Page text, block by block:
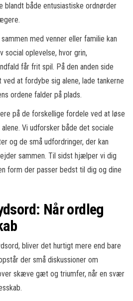
blandt både entusiastiske ordnørder
med venner eller familie kan
social oplevelse, hvor grin,
får frit spil. På den anden side
at fordybe sig alene, lade tankerne
ordene falder på plads.
på de forskellige fordele ved at løse
Vi udforsker både det sociale
og de små udfordringer, der kan
sammen. Til sidst hjælper vi dig
form der passer bedst til dig og dine
Når ordleg
bliver det hurtigt mere end bare
der små diskussioner om
skæve gæt og triumfer, når en svær